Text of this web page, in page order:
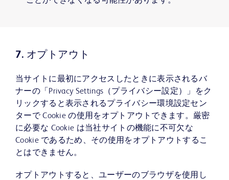
7. オプトアウト
当サイトに最初にアクセスしたときに表示されるバ
ナーの「Privacy Settings（プライバシー設定）」をク
リックすると表示されるプライバシー環境設定セン
ターで Cookie の使用をオプトアウトできます。厳密
に必要な Cookie は当社サイトの機能に不可欠な
Cookie であるため、その使用をオプトアウトするこ
とはできません。
オプトアウトすると、ユーザーのブラウザを使用し